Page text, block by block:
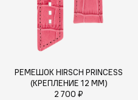
РЕМЕШОК HIRSCH PRINCESS
(КРЕПЛЕНИЕ 12 ММ)
2 700 ₽